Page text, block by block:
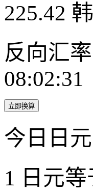
225.42
反向汇
08:02:31
立即换算
今日日
1 日元等